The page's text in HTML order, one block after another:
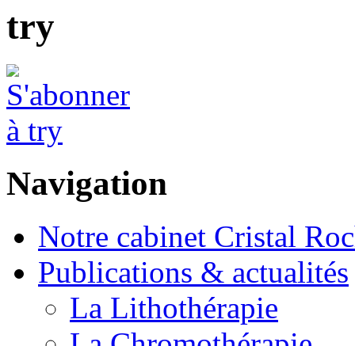
try
Navigation
Notre cabinet Cristal
Publications & actualités
La Lithothérapie